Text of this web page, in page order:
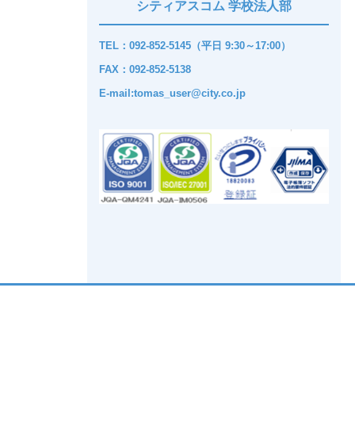
シティアスコム 学校法人部
TEL：092-852-5145（平日 9:30～17:00）
FAX：092-852-5138
E-mail:tomas_user@city.co.jp